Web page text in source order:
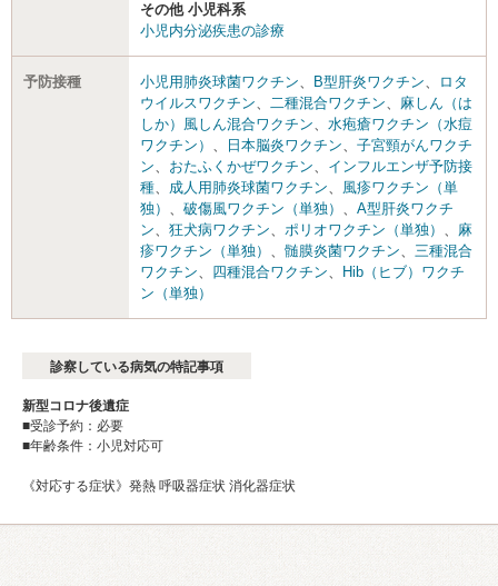
その他 小児科系
小児内分泌疾患の診療
予防接種 小児用肺炎球菌ワクチン、 B型肝炎ワクチン、
ロタ
ウイルスワクチン、 二種混合ワクチン、 麻しん（は
しか）風しん混合ワクチン、 水疱瘡ワクチン（水痘
ワクチン） 、 日本脳炎ワクチン、 子宮頸がんワクチ
ン、 おたふくかぜワクチン、 インフルエンザ予防接
種、 成人用肺炎球菌ワクチン、 風疹ワクチン（単
独） 、 破傷風ワクチン（単独） 、 A型肝炎ワクチ
ン、 狂犬病ワクチン、 ポリオワクチン（単独） 、 麻
疹ワクチン（単独） 、 髄膜炎菌ワクチン、 三種混合
ワクチン、 四種混合ワクチン、
Hib（ヒブ）ワクチ
ン（単独）
診察している病気の特記事項
新型コロナ後遺症
■受診予約：必要
■年齢条件：小児対応可
《対応する症状》発熱 呼吸器症状 消化器症状